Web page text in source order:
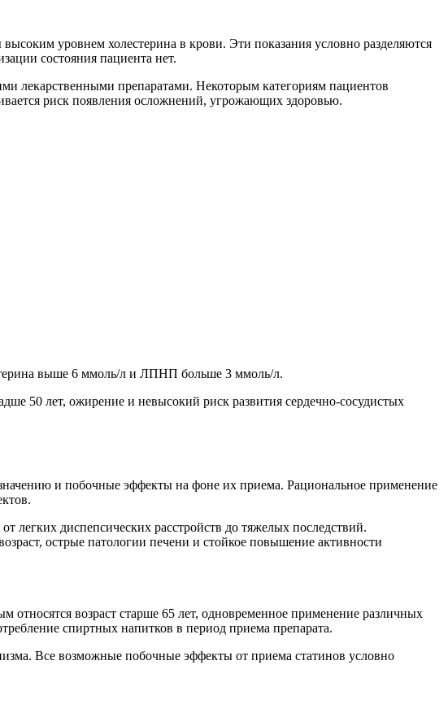
уровнем холестерина в крови. Эти показания условно разделяются
состояния пациента нет.
лекарственными препаратами. Некоторым категориям пациентов
риск появления осложнений, угрожающих здоровью.
выше 6 ммоль/л и ЛПНП больше 3 ммоль/л.
50 лет, ожирение и невысокий риск развития сердечно-сосудистых
и побочные эффекты на фоне их приема. Рациональное применение
легких диспепсических расстройств до тяжелых последствий.
острые патологии печени и стойкое повышение активности
возраст старше 65 лет, одновременное применение различных
спиртных напитков в период приема препарата.
Все возможные побочные эффекты от приема статинов условно